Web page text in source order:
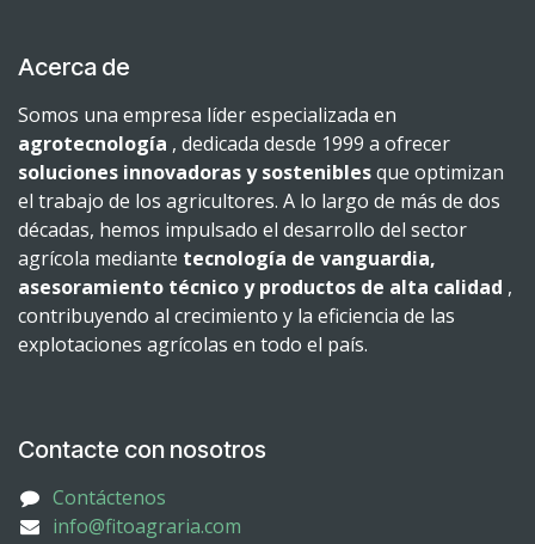
Acerca de
Somos una empresa líder especializada en
agrotecnología , dedicada desde 1999 a ofrecer
soluciones innovadoras y sosteniblesque optimizan
el trabajo de los agricultores. A lo largo de más de dos
décadas, hemos impulsado el desarrollo del sector
agrícola mediante tecnología de vanguardia,
asesoramiento técnico y productos de alta calidad ,
contribuyendo al crecimiento y la eficiencia de las
explotaciones agrícolas en todo el país.
Contacte con nosotros
Contáctenos
info@fitoagraria.com